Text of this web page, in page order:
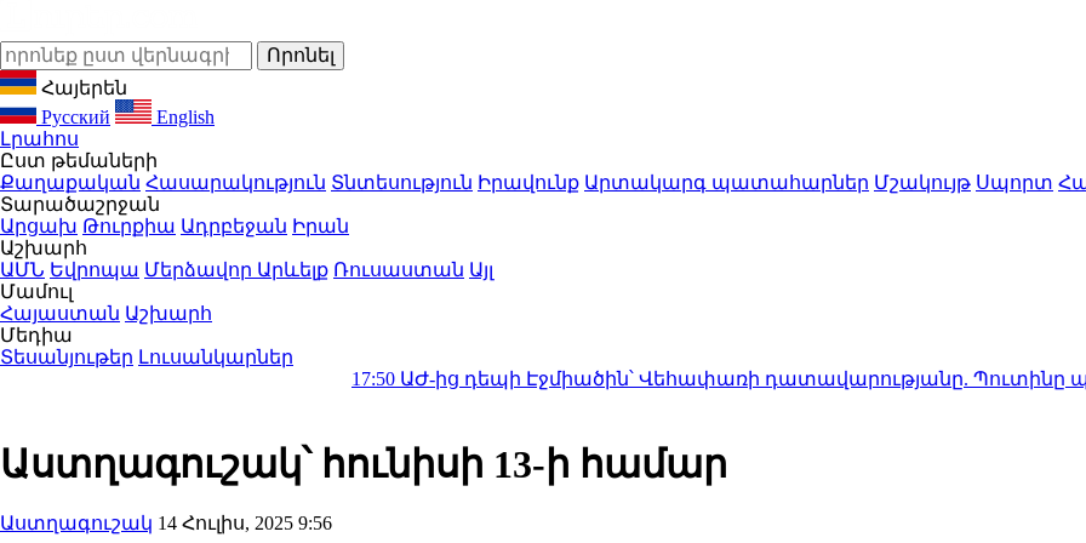
Հայերեն
Русский
English
Լրահոս
Ըստ թեմաների
Քաղաքական Հասարակություն Տնտեսություն Իրավունք Արտակարգ պատահարներ Մշակույթ Սպորտ
Տարածաշրջան
Արցախ Թուրքիա Ադրբեջան Իրան
Աշխարհ
ԱՄՆ Եվրոպա Մերձավոր Արևելք Ռուսաստան Այլ
Մամուլ
Հայաստան Աշխարհ
Մեդիա
Տեսանյութեր Լուսանկարներ
ԱԺ-ից դեպի Էջմիածին՝ Վեհափառի դատավարությանը. Պուտինը
Աստղագուշակ՝ հունիսի 13-ի համար
Աստղագուշակ 14 Հուլիս, 2025 9:56